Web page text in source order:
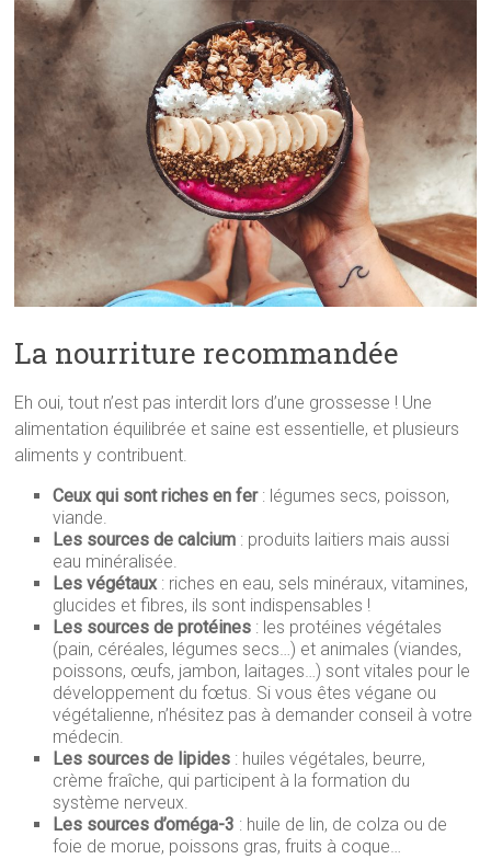
La nourriture recommandée
Eh oui, tout n’est pas interdit lors d’une grossesse ! Une
alimentation équilibrée et saine est essentielle, et plusieurs
aliments y contribuent.
Ceux qui sont riches en fer: légumes secs, poisson,
viande.
Les sources de calcium : produits laitiers mais aussi
eau minéralisée.
Les végétaux: riches en eau, sels minéraux, vitamines,
glucides et fibres, ils sont indispensables !
Les sources de protéines : les protéines végétales
(pain, céréales, légumes secs…) et animales (viandes,
poissons, œufs, jambon, laitages…) sont vitales pour le
développement du fœtus. Si vous êtes végane ou
végétalienne, n’hésitez pas à demander conseil à votre
médecin.
Les sources de lipides : huiles végétales, beurre,
crème fraîche, qui participent à la formation du
système nerveux.
Les sources d’oméga-3 : huile de lin, de colza ou de
foie de morue, poissons gras, fruits à coque…